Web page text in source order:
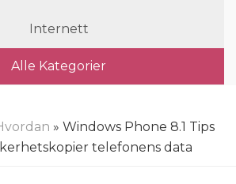
Internett
Alle Kategorier
» Windows Phone 8.1 Tips
telefonens data